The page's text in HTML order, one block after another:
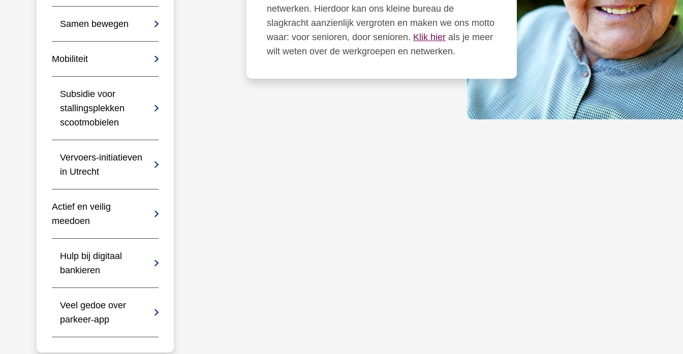
Samen bewegen
Mobiliteit
Subsidie voor
stallingsplekken
scootmobielen
Vervoers-initiatieven
in Utrecht
Actief en veilig
meedoen
Hulp bij digitaal
bankieren
Veel gedoe over
parkeer-app
netwerken. Hierdoor kan ons kleine bureau de
slagkracht aanzienlijk vergroten en maken we ons motto
waar: voor senioren, door senioren. Klik hier als je meer
wilt weten over de werkgroepen en netwerken.